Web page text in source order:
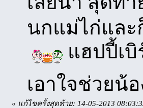
นกแม่ไก่แล
แฮปปี้เ
เอาใจช่วย
« แก้ไขครั้งสุดท้าย: 14-05-2013